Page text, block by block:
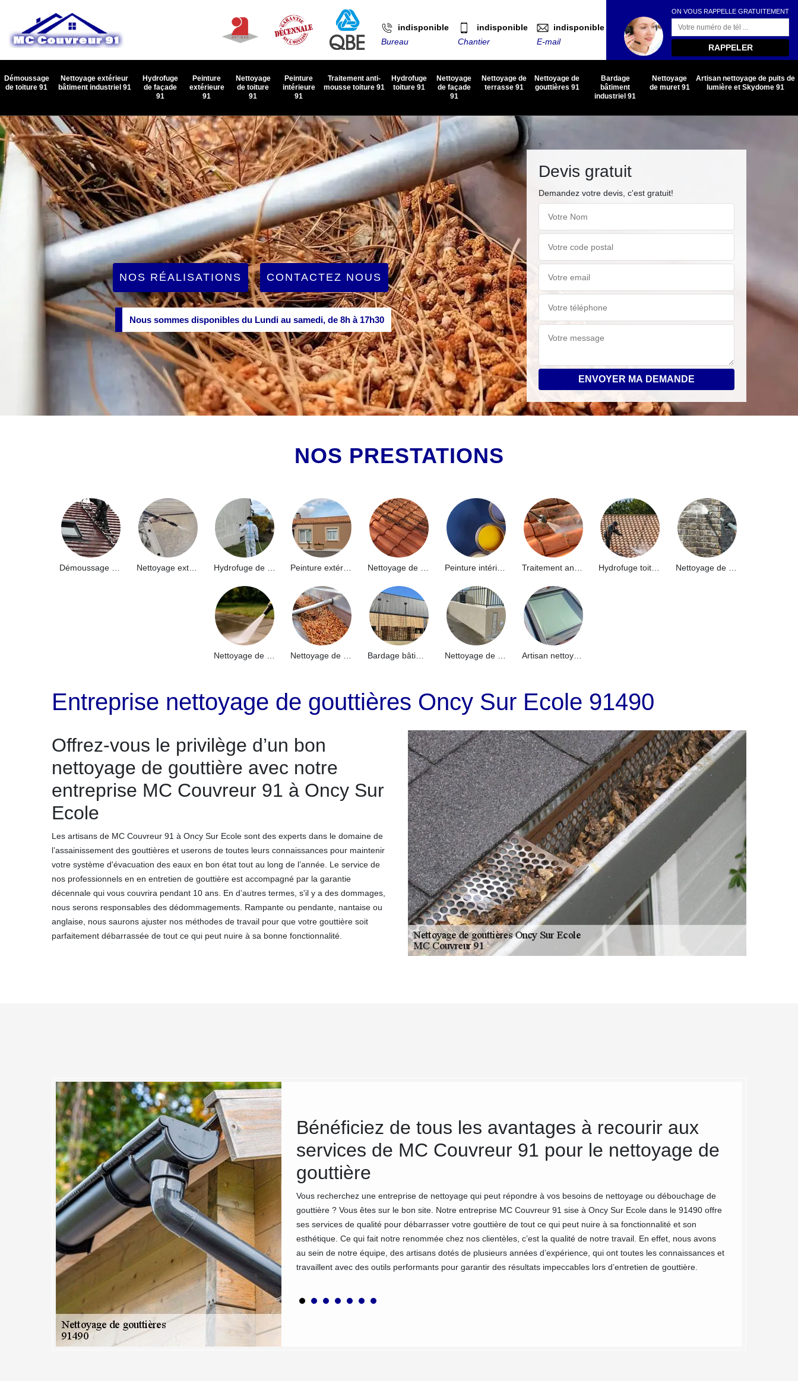
indisponible
Bureau
indisponible
Chantier
indisponible
E-mail
ON VOUS RAPPELLE GRATUITEMENT
Démoussage
de toiture 91
Nettoyage extérieur
bâtiment industriel 91
Hydrofuge
de façade
91
Peinture
extérieure
91
Nettoyage
de toiture
91
Peinture
intérieure
91
Traitement anti-
mousse toiture 91
Hydrofuge
toiture 91
Nettoyage
de façade
91
Nettoyage de
terrasse 91
Nettoyage de
gouttières 91
Bardage
bâtiment
industriel 91
Nettoyage
de muret 91
Artisan nettoyage de puits de
lumière et Skydome 91
NOS RÉALISATIONS CONTACTEZ NOUS
Nous sommes disponibles du Lundi au samedi, de 8h à 17h30
Devis gratuit
Demandez votre devis, c'est gratuit!
NOS PRESTATIONS
Nettoyage extérieur bâtiment industriel 91 Peinture intérieure 91
Artisan nettoyage de puits de lumière et Skydome 91
Entreprise nettoyage de gouttières Oncy Sur Ecole 91490
Offrez-vous le privilège d’un bon
nettoyage de gouttière avec notre
entreprise MC Couvreur 91 à Oncy Sur
Ecole
Les artisans de MC Couvreur 91 à Oncy Sur Ecole sont des experts dans le domaine de
l’assainissement des gouttières et userons de toutes leurs connaissances pour maintenir
votre système d'évacuation des eaux en bon état tout au long de l’année. Le service de
nos professionnels en en entretien de gouttière est accompagné par la garantie
décennale qui vous couvrira pendant 10 ans. En d’autres termes, s'il y a des dommages,
nous serons responsables des dédommagements. Rampante ou pendante, nantaise ou
anglaise, nous saurons ajuster nos méthodes de travail pour que votre gouttière soit
parfaitement débarrassée de tout ce qui peut nuire à sa bonne fonctionnalité.
de gouttière rapide et
Couvreur 91 et son équipe à
car il en va de la bonne tenue de votre toit face aux intempéries. Si
c’est sûrement la cause d’une obstruction. Il n’est donc pas nécessaire
et le débouchage de gouttière sont des opérations complémentaires
le savoir-faire des artisans de MC Couvreur 91 à Oncy Sur Ecole et les
nous pouvons aisément effectuer le nettoyage et le débouchage de
Bénéficiez de tous les avantages à recourir aux
services de MC Couvreur 91 pour le nettoyage de
gouttière
Vous recherchez une entreprise de nettoyage qui peut répondre à vos besoins de nettoyage ou débouchage de
gouttière ? Vous êtes sur le bon site. Notre entreprise MC Couvreur 91 sise à Oncy Sur Ecole dans le 91490 offre
ses services de qualité pour débarrasser votre gouttière de tout ce qui peut nuire à sa fonctionnalité et son
esthétique. Ce qui fait notre renommée chez nos clientèles, c’est la qualité de notre travail. En effet, nous avons
au sein de notre équipe, des artisans dotés de plusieurs années d’expérience, qui ont toutes les connaissances et
travaillent avec des outils performants pour garantir des résultats impeccables lors d’entretien de gouttière.